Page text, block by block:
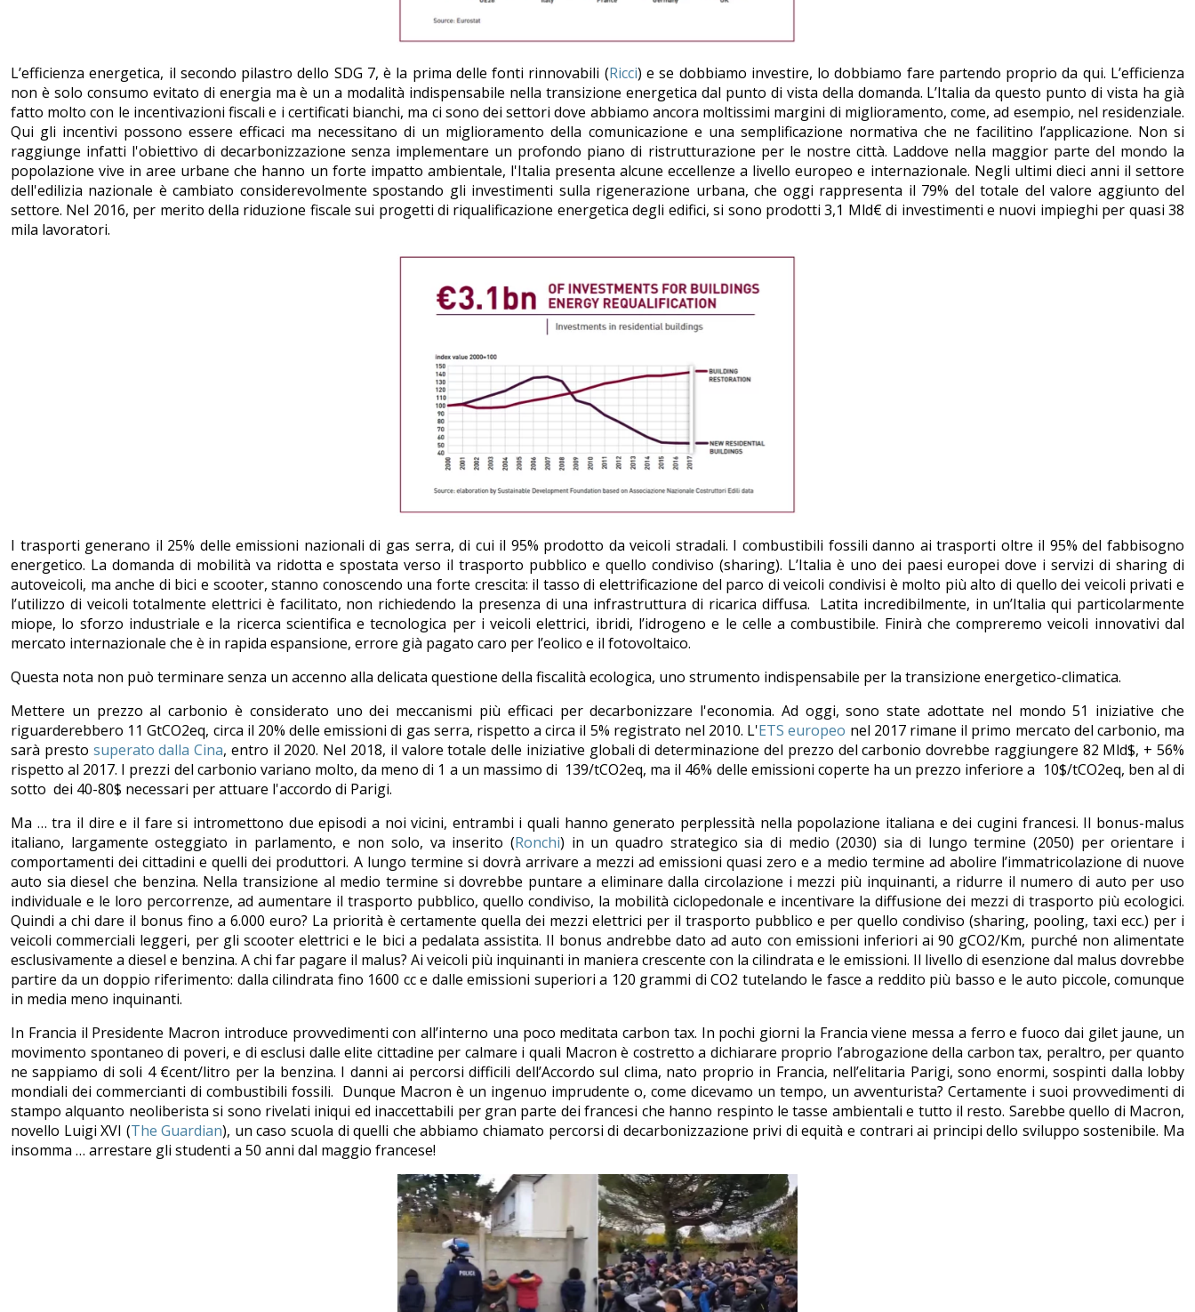
L’efficienza energetica, il secondo pilastro dello SDG 7, è la prima delle fonti rinnovabili (Ricci) e se dobbiamo investire, lo dobbiamo fare partendo proprio da qui. L’efficienza
non è solo consumo evitato di energia ma è un a modalità indispensabile nella transizione energetica dal punto di vista della domanda. L’Italia da questo punto di vista ha già
fatto molto con le incentivazioni fiscali e i certificati bianchi, ma ci sono dei settori dove abbiamo ancora moltissimi margini di miglioramento, come, ad esempio, nel residenziale.
Qui gli incentivi possono essere efficaci ma necessitano di un miglioramento della comunicazione e una semplificazione normativa che ne facilitino l’applicazione. Non si
raggiunge infatti l'obiettivo di decarbonizzazione senza implementare un profondo piano di ristrutturazione per le nostre città. Laddove nella maggior parte del mondo la
popolazione vive in aree urbane che hanno un forte impatto ambientale, l'Italia presenta alcune eccellenze a livello europeo e internazionale. Negli ultimi dieci anni il settore
dell'edilizia nazionale è cambiato considerevolmente spostando gli investimenti sulla rigenerazione urbana, che oggi rappresenta il 79% del totale del valore aggiunto del
settore. Nel 2016, per merito della riduzione fiscale sui progetti di riqualificazione energetica degli edifici, si sono prodotti 3,1 Mld€ di investimenti e nuovi impieghi per quasi 38
mila lavoratori.
I trasporti generano il 25% delle emissioni nazionali di gas serra, di cui il 95% prodotto da veicoli stradali. I combustibili fossili danno ai trasporti oltre il 95% del fabbisogno
energetico. La domanda di mobilità va ridotta e spostata verso il trasporto pubblico e quello condiviso (sharing). L’Italia è uno dei paesi europei dove i servizi di sharing di
autoveicoli, ma anche di bici e scooter, stanno conoscendo una forte crescita: il tasso di elettrificazione del parco di veicoli condivisi è molto più alto di quello dei veicoli privati e
l’utilizzo di veicoli totalmente elettrici è facilitato, non richiedendo la presenza di una infrastruttura di ricarica diffusa. Latita incredibilmente, in un’Italia qui particolarmente
miope, lo sforzo industriale e la ricerca scientifica e tecnologica per i veicoli elettrici, ibridi, l’idrogeno e le celle a combustibile. Finirà che compreremo veicoli innovativi dal
mercato internazionale che è in rapida espansione, errore già pagato caro per l’eolico e il fotovoltaico.
Questa nota non può terminare senza un accenno alla delicata questione della fiscalità ecologica, uno strumento indispensabile per la transizione energetico-climatica.
Mettere un prezzo al carbonio è considerato uno dei meccanismi più efficaci per decarbonizzare l'economia. Ad oggi, sono state adottate nel mondo 51 iniziative che
riguarderebbero 11 GtCO2eq, circa il 20% delle emissioni di gas serra, rispetto a circa il 5% registrato nel 2010. L'ETS europeo nel 2017 rimane il primo mercato del carbonio, ma
sarà presto superato dalla Cina, entro il 2020. Nel 2018, il valore totale delle iniziative globali di determinazione del prezzo del carbonio dovrebbe raggiungere 82 Mld$, + 56%
rispetto al 2017. I prezzi del carbonio variano molto, da meno di 1 a un massimo di 139/tCO2eq, ma il 46% delle emissioni coperte ha un prezzo inferiore a 10$/tCO2eq, ben al di
sotto dei 40-80$ necessari per attuare l'accordo di Parigi.
Ma … tra il dire e il fare si intromettono due episodi a noi vicini, entrambi i quali hanno generato perplessità nella popolazione italiana e dei cugini francesi. Il bonus-malus
italiano, largamente osteggiato in parlamento, e non solo, va inserito (Ronchi) in un quadro strategico sia di medio (2030) sia di lungo termine (2050) per orientare i
comportamenti dei cittadini e quelli dei produttori. A lungo termine si dovrà arrivare a mezzi ad emissioni quasi zero e a medio termine ad abolire l’immatricolazione di nuove
auto sia diesel che benzina. Nella transizione al medio termine si dovrebbe puntare a eliminare dalla circolazione i mezzi più inquinanti, a ridurre il numero di auto per uso
individuale e le loro percorrenze, ad aumentare il trasporto pubblico, quello condiviso, la mobilità ciclopedonale e incentivare la diffusione dei mezzi di trasporto più ecologici.
Quindi a chi dare il bonus fino a 6.000 euro? La priorità è certamente quella dei mezzi elettrici per il trasporto pubblico e per quello condiviso (sharing, pooling, taxi ecc.) per i
veicoli commerciali leggeri, per gli scooter elettrici e le bici a pedalata assistita. Il bonus andrebbe dato ad auto con emissioni inferiori ai 90 gCO2/Km, purché non alimentate
esclusivamente a diesel e benzina. A chi far pagare il malus? Ai veicoli più inquinanti in maniera crescente con la cilindrata e le emissioni. Il livello di esenzione dal malus dovrebbe
partire da un doppio riferimento: dalla cilindrata fino 1600 cc e dalle emissioni superiori a 120 grammi di CO2 tutelando le fasce a reddito più basso e le auto piccole, comunque
in media meno inquinanti.
In Francia il Presidente Macron introduce provvedimenti con all’interno una poco meditata carbon tax. In pochi giorni la Francia viene messa a ferro e fuoco dai gilet jaune, un
movimento spontaneo di poveri, e di esclusi dalle elite cittadine per calmare i quali Macron è costretto a dichiarare proprio l’abrogazione della carbon tax, peraltro, per quanto
ne sappiamo di soli 4 €cent/litro per la benzina. I danni ai percorsi difficili dell’Accordo sul clima, nato proprio in Francia, nell’elitaria Parigi, sono enormi, sospinti dalla lobby
mondiali dei commercianti di combustibili fossili. Dunque Macron è un ingenuo imprudente o, come dicevamo un tempo, un avventurista? Certamente i suoi provvedimenti di
stampo alquanto neoliberista si sono rivelati iniqui ed inaccettabili per gran parte dei francesi che hanno respinto le tasse ambientali e tutto il resto. Sarebbe quello di Macron,
novello Luigi XVI (The Guardian), un caso scuola di quelli che abbiamo chiamato percorsi di decarbonizzazione privi di equità e contrari ai principi dello sviluppo sostenibile. Ma
insomma … arrestare gli studenti a 50 anni dal maggio francese!